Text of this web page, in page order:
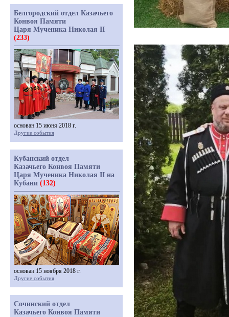
Белгородский отдел Казачьего
Конвоя Памяти
Царя Мученика Николая II
(233)
основан 15 июня 2018 г.
Другие события
Кубанский отдел
Казачьего Конвоя Памяти
Царя Мученика Николая II на
Кубани (132)
основан 15 ноября 2018 г.
Другие события
Сочинский отдел
Казачьего Конвоя Памяти